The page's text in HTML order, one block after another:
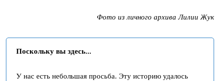
Фото из личного архиваЛилии Жук
Поскольку вы здесь...
У нас есть небольшая просьба. Эту историю удалось